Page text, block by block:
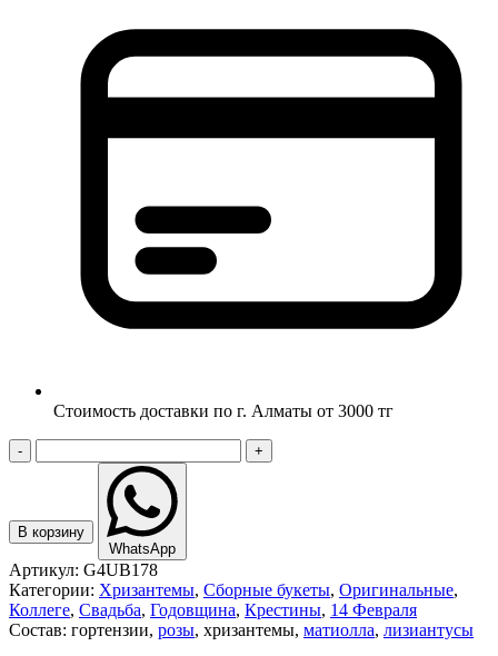
Стоимость доставки по г. Алматы от 3000 тг
- +
В корзину
WhatsApp
Артикул: G4UB178
Категории: Хризантемы, Сборные букеты, Оригинальные,
Коллеге, Свадьба, Годовщина, Крестины, 14 Февраля
Состав: гортензии, розы, хризантемы, матиолла, лизиантусы